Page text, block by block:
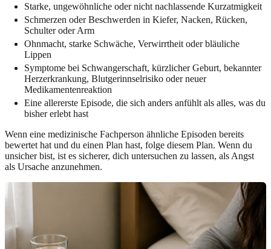
Starke, ungewöhnliche oder nicht nachlassende Kurzatmigkeit
Schmerzen oder Beschwerden in Kiefer, Nacken, Rücken,
Schulter oder Arm
Ohnmacht, starke Schwäche, Verwirrtheit oder bläuliche
Lippen
Symptome bei Schwangerschaft, kürzlicher Geburt, bekannter
Herzerkrankung, Blutgerinnselrisiko oder neuer
Medikamentenreaktion
Eine allererste Episode, die sich anders anfühlt als alles, was du
bisher erlebt hast
Wenn eine medizinische Fachperson ähnliche Episoden bereits
bewertet hat und du einen Plan hast, folge diesem Plan. Wenn du
unsicher bist, ist es sicherer, dich untersuchen zu lassen, als Angst
als Ursache anzunehmen.